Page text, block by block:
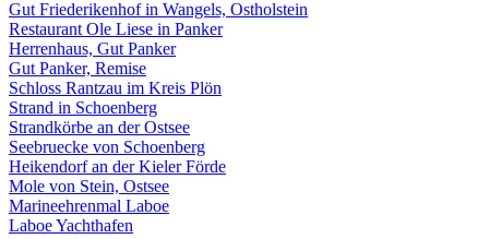
Gut Friederikenhof in Wangels, Ostholstein
Restaurant Ole Liese in Panker
Herrenhaus, Gut Panker
Gut Panker, Remise
Schloss Rantzau im Kreis Plön
Strand in Schoenberg
Strandkörbe an der Ostsee
Seebruecke von Schoenberg
Heikendorf an der Kieler Förde
Mole von Stein, Ostsee
Marineehrenmal Laboe
Laboe Yachthafen